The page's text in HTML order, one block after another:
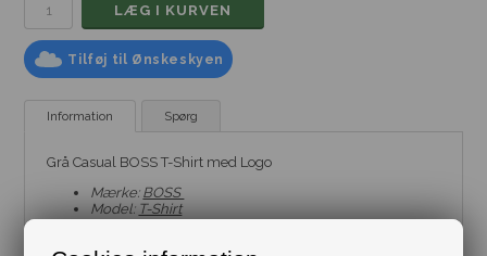
Tilføj til Ønskeskyen
Information Spørg
Grå Casual BOSS T-Shirt med Logo
Mærke: BOSS
Model: T-Shirt